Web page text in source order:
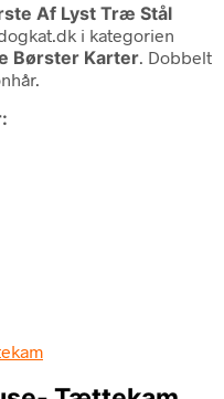
Af Lyst Træ Stål
i kategorien
Børster Karter. Dobbelt